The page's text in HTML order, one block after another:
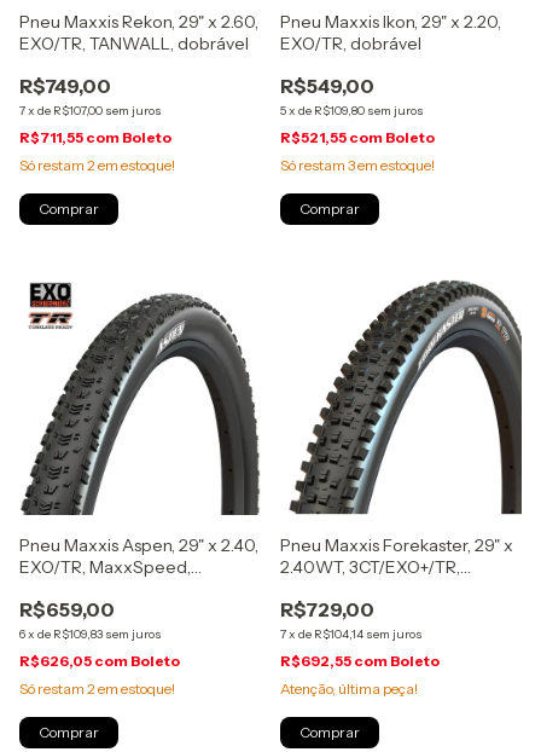
Pneu Maxxis Rekon, 29" x 2.60,
EXO/TR, TANWALL, dobrável
R$749,00
7x de R$107,00 sem juros
R$711,55 com Boleto
Só restam 2 em estoque!
Pneu Maxxis Ikon, 29" x 2.20,
EXO/TR, dobrável
R$549,00
5x de R$109,80 sem juros
R$521,55 com Boleto
Só restam 3em estoque!
Pneu Maxxis Aspen, 29" x 2.40,
EXO/TR, MaxxSpeed,
R$659,00
6x de R$109,83 sem juros
R$626,05 com Boleto
Só restam 2 em estoque!
Pneu Maxxis Forekaster, 29" x
2.40WT, 3CT/EXO+/TR,
R$729,00
7x de R$104,14 sem juros
R$692,55 com Boleto
Atenção, última peça!